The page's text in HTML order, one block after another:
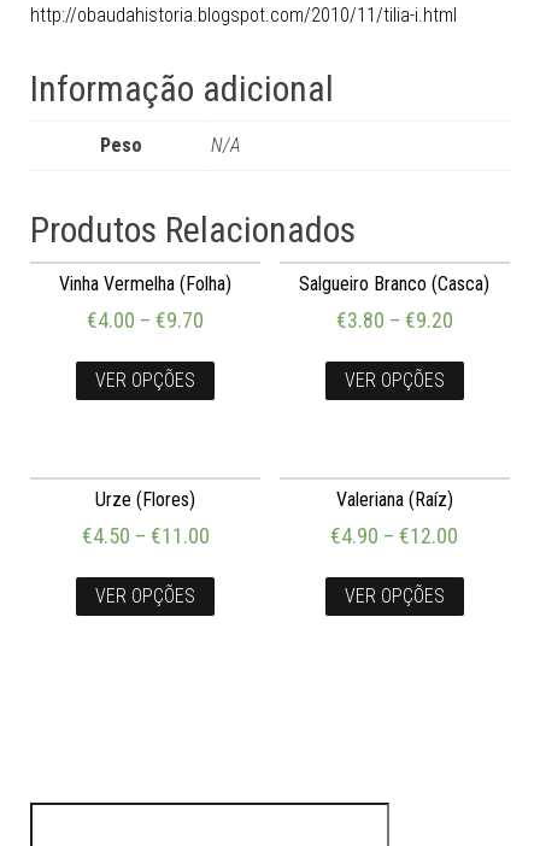
http://obaudahistoria.blogspot.com/2010/11/tilia-i.html
Informação adicional
Peso N/A
Produtos Relacionados
Vinha Vermelha (Folha)
€4.00 –€9.70
VER OPÇÕES
Salgueiro Branco (Casca)
€3.80 – €9.20
VER OPÇÕES
Urze (Flores)
€4.50 – €11.00
VER OPÇÕES
Valeriana (Raíz)
€4.90 –€12.00
VER OPÇÕES